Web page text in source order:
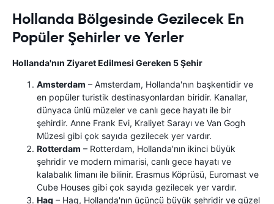
Hollanda Bölgesinde Gezilecek En
Popüler Şehirler ve Yerler
Hollanda'nın Ziyaret Edilmesi Gereken 5 Şehir
Amsterdam – Amsterdam, Hollanda'nın başkentidir ve
en popüler turistik destinasyonlardan biridir. Kanallar,
dünyaca ünlü müzeler ve canlı gece hayatı ile bir
şehirdir. Anne Frank Evi, Kraliyet Sarayı ve Van Gogh
Müzesi gibi çok sayıda gezilecek yer vardır.
Rotterdam – Rotterdam, Hollanda'nın ikinci büyük
şehridir ve modern mimarisi, canlı gece hayatı ve
kalabalık limanı ile bilinir. Erasmus Köprüsü, Euromast ve
Cube Houses gibi çok sayıda gezilecek yer vardır.
Hag – Hag, Hollanda'nın üçüncü büyük şehridir ve güzel